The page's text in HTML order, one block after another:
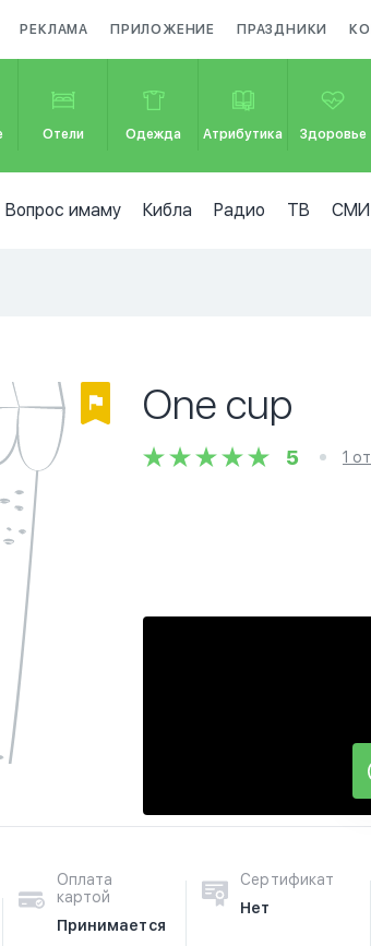
РЕКЛАМА ПРИЛОЖЕНИЕ ПРАЗДНИКИ
Отели Одежда Атрибутика Здоровье
Вопрос имаму Кибла Радио ТВ СМИ
One cup
5 1
Оплата
картой
Принимается
Сертификат
Нет